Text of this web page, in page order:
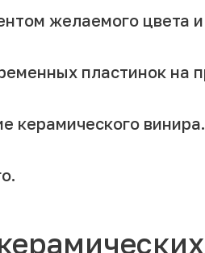
желаемого цвета
пластинок на
керамического винира.